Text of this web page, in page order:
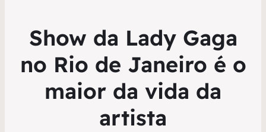
Show da Lady Gaga
no Rio de Janeiro é o
maior da vida da
artista